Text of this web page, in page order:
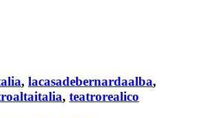
, lacasadebernardaalba,
, teatrorealico